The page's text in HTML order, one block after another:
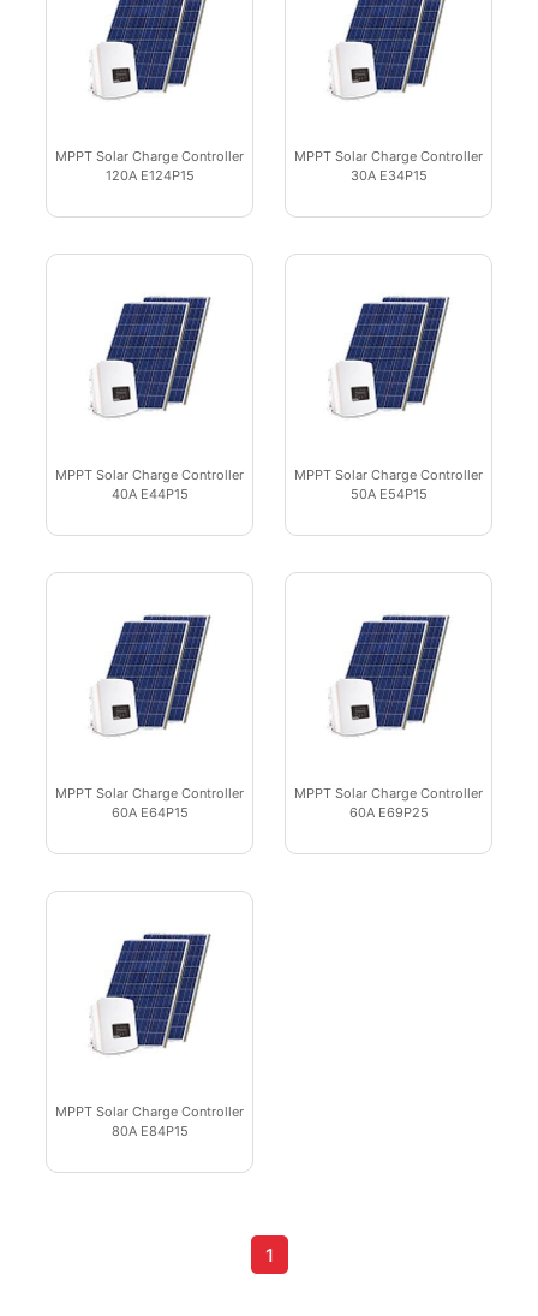
MPPT Solar Charge Controller
120A E124P15
MPPT Solar Charge Controller
30A E34P15
MPPT Solar Charge Controller
40A E44P15
MPPT Solar Charge Controller
50A E54P15
MPPT Solar Charge Controller
60A E64P15
MPPT Solar Charge Controller
60A E69P25
MPPT Solar Charge Controller
80A E84P15
1